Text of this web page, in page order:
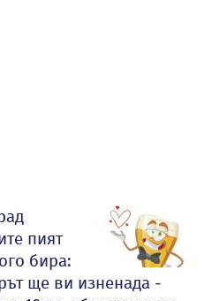
пият
бира:
ще ви изненада -